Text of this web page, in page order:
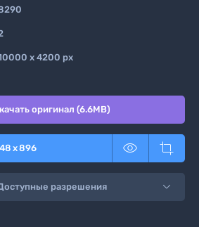
x 4200 px
оригинал (6.6MB)
x896  
разрешения